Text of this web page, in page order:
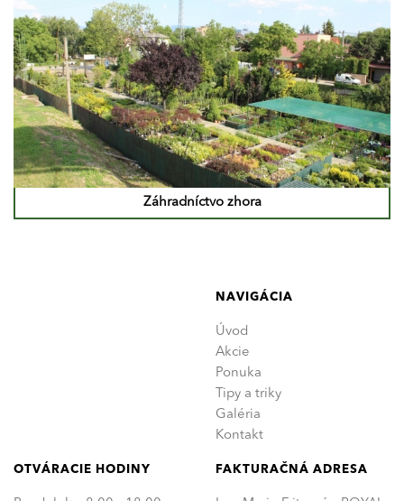
Záhradníctvo zhora
NAVIGÁCIA
Úvod
Akcie
Ponuka
Tipy a triky
Galéria
Kontakt
OTVÁRACIE HODINY FAKTURAČNÁ ADRESA